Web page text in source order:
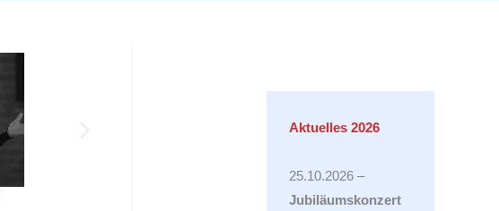
Thomas 2010 - 2011
Aktuelles 2026
25.10.2026 –
Jubiläumskonzert